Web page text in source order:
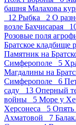
башня Малахова
12 Рыбка 2 О
возле Бахчисарая
Розовые поля
Братское
Памятник на
Симферополе 5
Магдалины на
Симферополе 6
саду 13 Оперный
войны 5 Море у
Херсонеса 5
Ахматовой 7